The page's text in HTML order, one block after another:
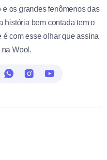
os grandes fenômenos das
história bem contada tem o
com esse olhar que assina
Woo!.